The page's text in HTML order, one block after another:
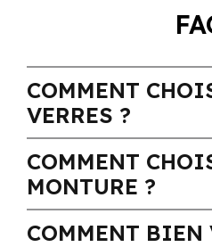
COMMENT
VERRES ?
COMMENT
MONTURE ?
COMMENT BIEN